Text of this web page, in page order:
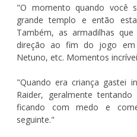
"O momento quando você
grande templo e então
Também, as armadilhas
direção ao fim do jogo
Netuno, etc. Momentos
"Quando era criança gastei
Raider, geralmente
ficando com medo e
seguinte."